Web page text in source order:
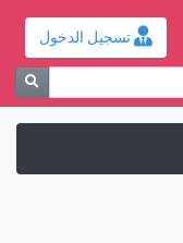
تسجيل الدخول